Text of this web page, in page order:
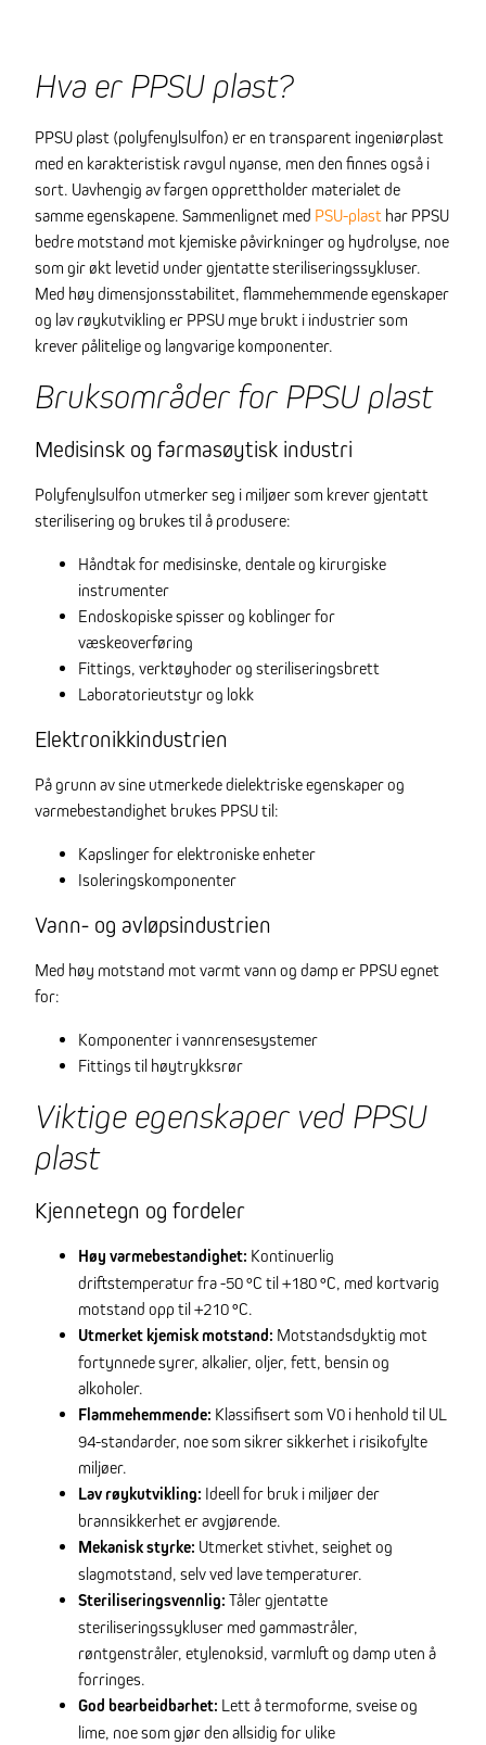
Hva er PPSU plast?
PPSU plast (polyfenylsulfon) er en transparent ingeniørplast
med en karakteristisk ravgul nyanse, men den finnes også i
sort. Uavhengig av fargen opprettholder materialet de
samme egenskapene. Sammenlignet med PSU-plast har PPSU
bedre motstand mot kjemiske påvirkninger og hydrolyse, noe
som gir økt levetid under gjentatte steriliseringssykluser.
Med høy dimensjonsstabilitet, flammehemmende egenskaper
og lav røykutvikling er PPSU mye brukt i industrier som
krever pålitelige og langvarige komponenter.
Bruksområder for PPSU plast
Medisinsk og farmasøytisk industri
Polyfenylsulfon utmerker seg i miljøer som krever gjentatt
sterilisering og brukes til å produsere:
Håndtak for medisinske, dentale og kirurgiske
instrumenter
Endoskopiske spisser og koblinger for
væskeoverføring
Fittings, verktøyhoder og steriliseringsbrett
Laboratorieutstyr og lokk
Elektronikkindustrien
På grunn av sine utmerkede dielektriske egenskaper og
varmebestandighet brukes PPSU til:
Kapslinger for elektroniske enheter
Isoleringskomponenter
Vann- og avløpsindustrien
Med høy motstand mot varmt vann og damp er PPSU egnet
for:
Komponenter i vannrensesystemer
Fittings til høytrykksrør
Viktige egenskaper ved PPSU
plast
Kjennetegn og fordeler
Høy varmebestandighet: Kontinuerlig
driftstemperatur fra -50 °C til +180 °C, med kortvarig
motstand opp til +210 °C.
Utmerket kjemisk motstand: Motstandsdyktig mot
fortynnede syrer, alkalier, oljer, fett, bensin og
alkoholer.
Flammehemmende: Klassifisert som V0 i henhold til UL
94-standarder, noe som sikrer sikkerhet i risikofylte
miljøer.
Lav røykutvikling: Ideell for bruk i miljøer der
brannsikkerhet er avgjørende.
Mekanisk styrke: Utmerket stivhet, seighet og
slagmotstand, selv ved lave temperaturer.
Steriliseringsvennlig: Tåler gjentatte
steriliseringssykluser med gammastråler,
røntgenstråler, etylenoksid, varmluft og damp uten å
forringes.
God bearbeidbarhet: Lett å termoforme, sveise og
lime, noe som gjør den allsidig for ulike